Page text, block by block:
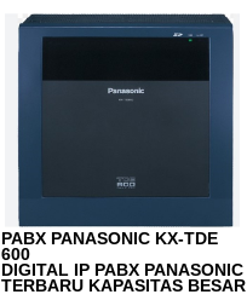
PABX PANASONIC KX-TDE
600
DIGITAL IP PABX PANASONIC
TERBARU KAPASITAS BESAR